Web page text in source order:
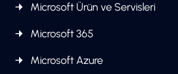
Microsoft Ürün ve Servisleri
Microsoft 365
Microsoft Azure